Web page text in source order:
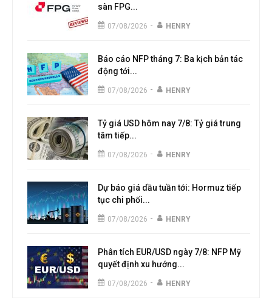
sàn FPG...
07/08/2026 - HENRY
Báo cáo NFP tháng 7: Ba kịch bản tác
động tới...
07/08/2026 - HENRY
Tỷ giá USD hôm nay 7/8: Tỷ giá trung
tâm tiếp...
07/08/2026 - HENRY
Dự báo giá dầu tuần tới: Hormuz tiếp
tục chi phối...
07/08/2026 - HENRY
Phân tích EUR/USD ngày 7/8: NFP Mỹ
quyết định xu hướng...
07/08/2026 - HENRY